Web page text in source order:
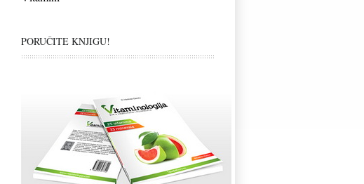
PORUČITE KNJIGU!